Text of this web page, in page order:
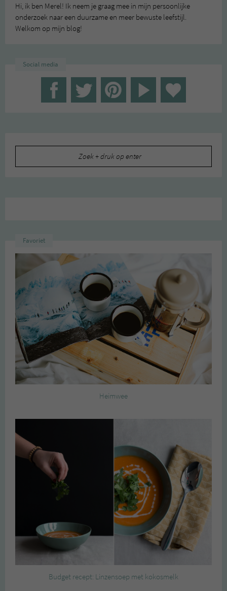
Hi, ik ben Merel! Ik neem je graag mee in mijn persoonlijke
onderzoek naar een duurzame en meer bewuste leefstijl.
Welkom op mijn blog!
Social media
Favoriet
Heimwee
Budget recept: Linzensoep met kokosmelk